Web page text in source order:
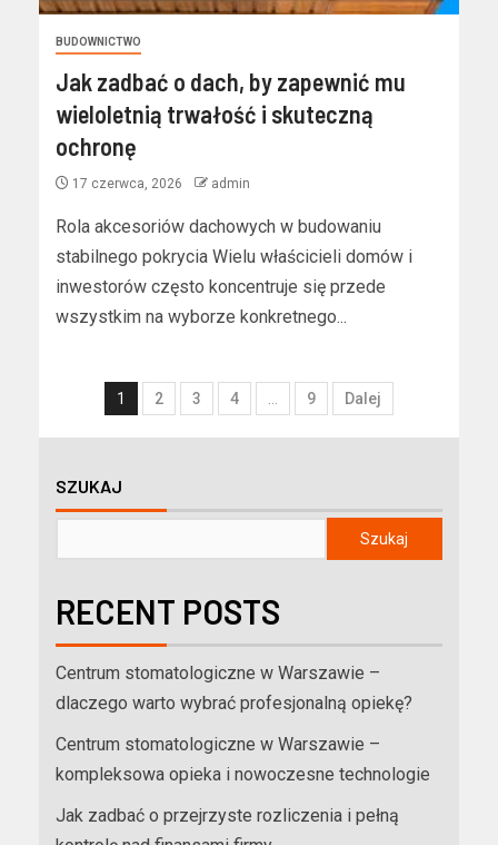
BUDOWNICTWO
Jak zadbać o dach, by zapewnić mu
wieloletnią trwałość i skuteczną
ochronę
17 czerwca, 2026 admin
Rola akcesoriów dachowych w budowaniu
stabilnego pokrycia Wielu właścicieli domów i
inwestorów często koncentruje się przede
wszystkim na wyborze konkretnego...
1 2 3 4 … 9 Dalej
SZUKAJ
Szukaj
RECENT POSTS
Centrum stomatologiczne w Warszawie –
dlaczego warto wybrać profesjonalną opiekę?
Centrum stomatologiczne w Warszawie –
kompleksowa opieka i nowoczesne technologie
Jak zadbać o przejrzyste rozliczenia i pełną